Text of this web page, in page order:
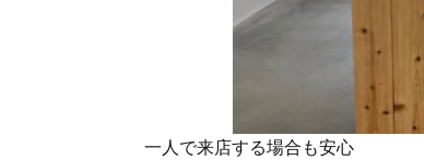
一人で来店する場合も安心